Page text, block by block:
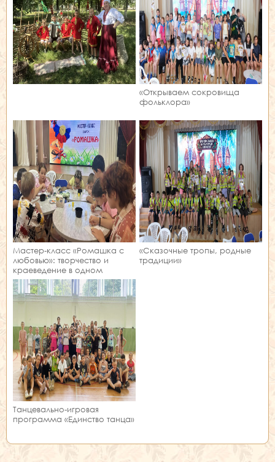
«Открываем сокровища
фольклора»
Мастер‑класс «Ромашка с
любовью»: творчество и
краеведение в одном
занятии!
«Сказочные тропы, родные
традиции»
Танцевально-игровая
программа «Единство танца»